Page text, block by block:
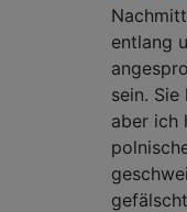
entlang
sein.
aber ich